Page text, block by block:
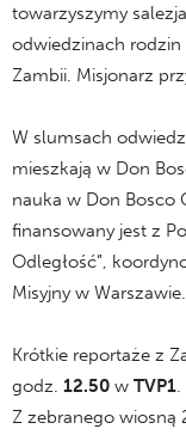
towarzyszymy
odwiedzinach rodzin
Zambii. Misjonarz
W slumsach
mieszkają w Don
nauka w Don Bosco
finansowany jest z
Odległość”,
Misyjny w Warszawie.
Krótkie reportaże z
godz. 12.50 w TVP1.
Z zebranego wiosną